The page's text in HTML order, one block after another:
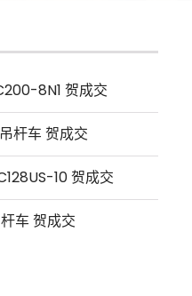
8N1 贺成交
杆车 贺成交
10 贺成交
车 贺成交